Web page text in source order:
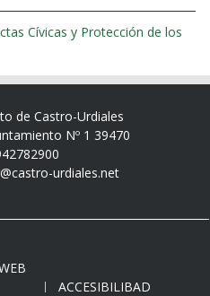
Cívicas y Protección de los
de Castro-Urdiales
Nº 1 39470
urdiales.net
ACCESIBILIBAD